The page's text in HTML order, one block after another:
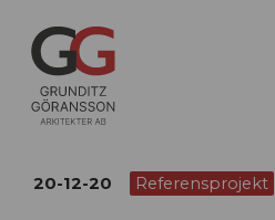
20-12-20 Referensprojekt